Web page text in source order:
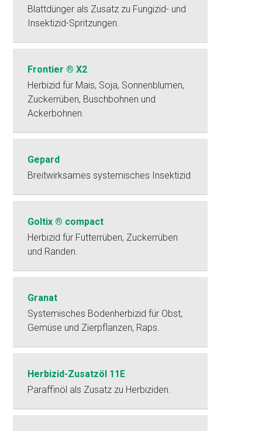
Blattdünger als Zusatz zu Fungizid- und
Insektizid-Spritzungen.
Frontier ® X2
Herbizid für Mais, Soja, Sonnenblumen,
Zuckerrüben, Buschbohnen und
Ackerbohnen.
Gepard
Breitwirksames systemisches Insektizid
Goltix ® compact
Herbizid für Futterrüben, Zuckerrüben
und Randen.
Granat
Systemisches Bodenherbizid für Obst,
Gemüse und Zierpflanzen, Raps.
Herbizid-Zusatzöl 11E
Paraffinöl als Zusatz zu Herbiziden.